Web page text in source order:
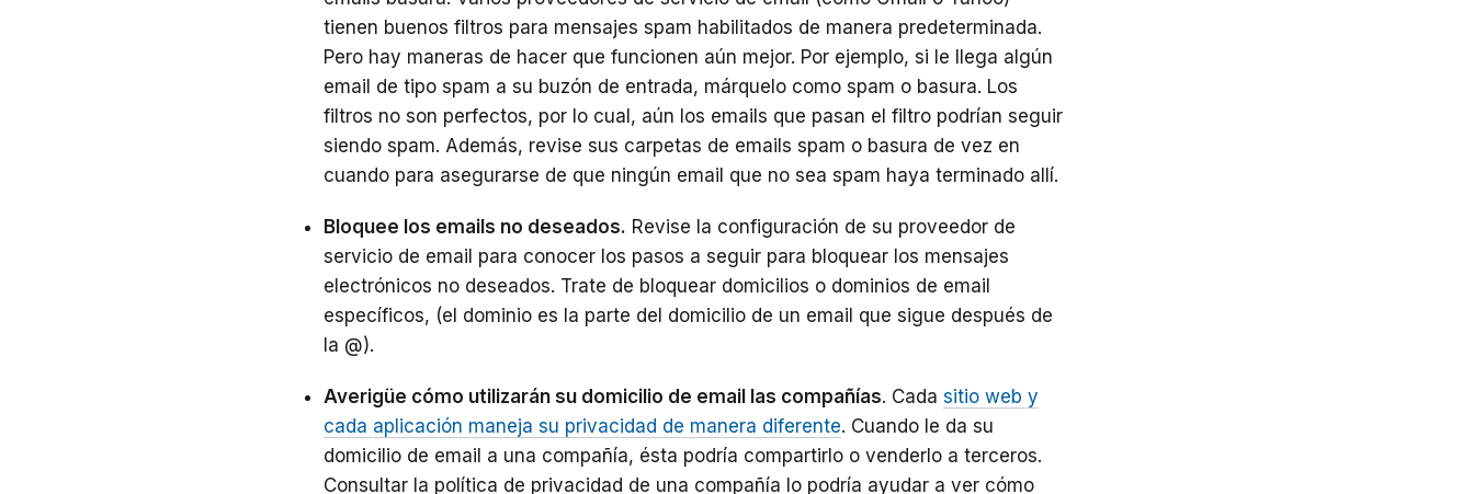
tienen buenos filtros para mensajes spam habilitados de manera predeterminada.
Pero hay maneras de hacer que funcionen aún mejor. Por ejemplo, si le llega algún
email de tipo spam a su buzón de entrada, márquelo como spam o basura. Los
filtros no son perfectos, por lo cual, aún los emails que pasan el filtro podrían seguir
siendo spam. Además, revise sus carpetas de emails spam o basura de vez en
cuando para asegurarse de que ningún email que no sea spam haya terminado allí.
Bloquee los emails no deseados. Revise la configuración de su proveedor de
servicio de email para conocer los pasos a seguir para bloquear los mensajes
electrónicos no deseados. Trate de bloquear domicilios o dominios de email
específicos, (el dominio es la parte del domicilio de un email que sigue después de
la @).
Averigüe cómo utilizarán su domicilio de email las compañías. Cada sitio web y
cada aplicación maneja su privacidad de manera diferente. Cuando le da su
domicilio de email a una compañía, ésta podría compartirlo o venderlo a terceros.
Consultar la política de privacidad de una compañía lo podría ayudar a ver cómo